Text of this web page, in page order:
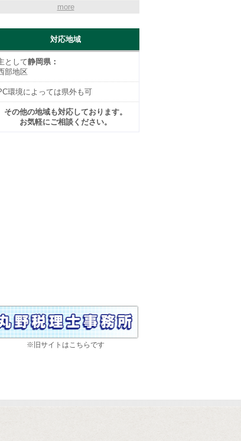
more
対応地域
として静岡県：
部地区
環境によっては県外も可
その他の地域も対応しております。
お気軽にご相談ください。
※旧サイトはこちらです